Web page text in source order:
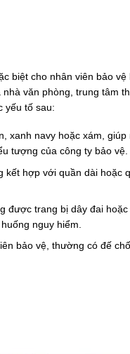
biệt cho nhân viên bảo
văn phòng, trung tâm
yếu tố sau:
xanh navy hoặc xám,
tượng của công ty bảo vệ.
kết hợp với quần dài hoặc
được trang bị dây đai
nguy hiểm.
bảo vệ, thường có đế